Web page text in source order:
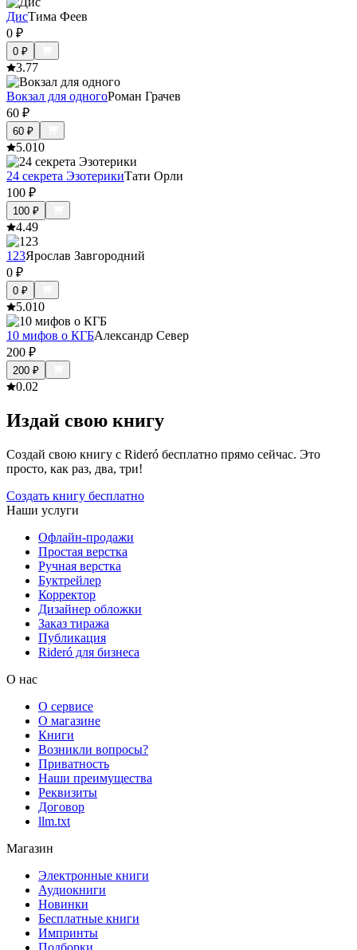
ДисТима Феев
0 ₽
0 ₽
3.77
Вокзал для одногоРоман Грачев
60 ₽
60 ₽
5.010
24 секрета ЭзотерикиТати Орли
100 ₽
100 ₽
4.49
123Ярослав Завгородний
0 ₽
0 ₽
5.010
10 мифов о КГБАлександр Север
200 ₽
200 ₽
0.02
Издай свою книгу
Создай свою книгу с Rideró бесплатно прямо сейчас. Это
просто, как раз, два, три!
Создать книгу бесплатно
Наши услуги
Офлайн-продажи
Простая верстка
Ручная верстка
Буктрейлер
Корректор
Дизайнер обложки
Заказ тиража
Публикация
Rideró для бизнеса
О нас
О сервисе
О магазине
Книги
Возникли вопросы?
Приватность
Наши преимущества
Реквизиты
Договор
llm.txt
Магазин
Электронные книги
Аудиокниги
Новинки
Бесплатные книги
Импринты
Подборки